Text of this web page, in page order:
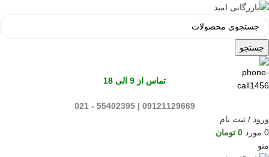
جستجو
تماس از 9 الی 18
09121129669 | 55402395 - 021
ورود / ثبت نام
0 مورد 0 تومان
منو